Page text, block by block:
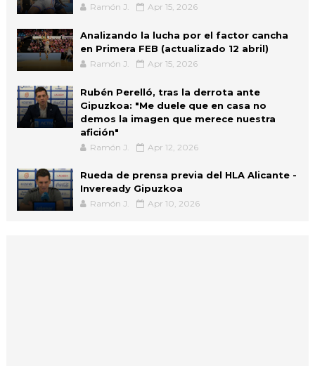
Ramón J. Apr 15, 2026
Analizando la lucha por el factor cancha
en Primera FEB (actualizado 12 abril)
Ramón J. Apr 15, 2026
Rubén Perelló, tras la derrota ante
Gipuzkoa: "Me duele que en casa no
demos la imagen que merece nuestra
afición"
Ramón J. Apr 12, 2026
Rueda de prensa previa del HLA Alicante -
Inveready Gipuzkoa
Ramón J. Apr 10, 2026